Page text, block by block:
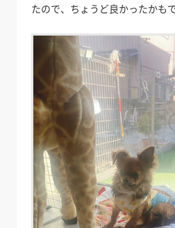
たので、ちょうど良かったかもで